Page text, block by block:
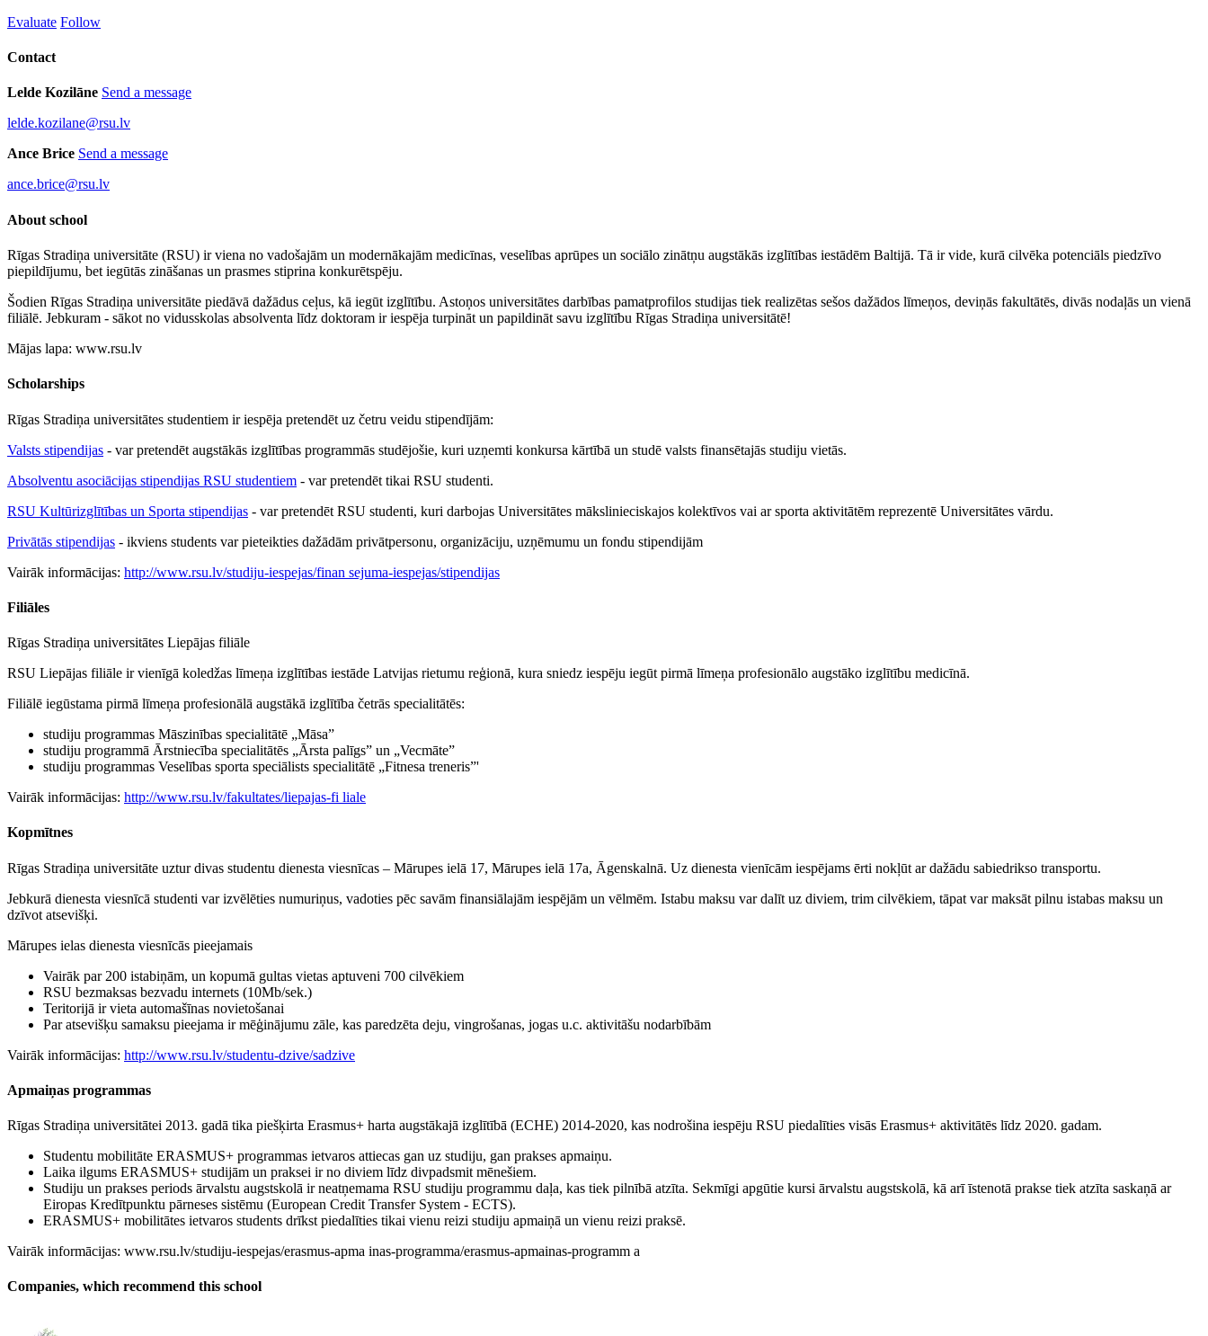
Evaluate Follow
Contact
Lelde Kozilāne Send a message
lelde.kozilane@rsu.lv
Ance Brice Send a message
ance.brice@rsu.lv
About school
Rīgas Stradiņa universitāte (RSU) ir viena no vadošajām un modernākajām medicīnas, veselības aprūpes un sociālo zinātņu augstākās izglītības iestādēm Baltijā. Tā ir vide, kurā cilvēka potenciāls piedzīvo
piepildījumu, bet iegūtās zināšanas un prasmes stiprina konkurētspēju.
Šodien Rīgas Stradiņa universitāte piedāvā dažādus ceļus, kā iegūt izglītību. Astoņos universitātes darbības pamatprofilos studijas tiek realizētas sešos dažādos līmeņos, deviņās fakultātēs, divās nodaļās un vienā
filiālē. Jebkuram - sākot no vidusskolas absolventa līdz doktoram ir iespēja turpināt un papildināt savu izglītību Rīgas Stradiņa universitātē!
Mājas lapa: www.rsu.lv
Scholarships
Rīgas Stradiņa universitātes studentiem ir iespēja pretendēt uz četru veidu stipendījām:
Valsts stipendijas - var pretendēt augstākās izglītības programmās studējošie, kuri uzņemti konkursa kārtībā un studē valsts finansētajās studiju vietās.
Absolventu asociācijas stipendijas RSU studentiem - var pretendēt tikai RSU studenti.
RSU Kultūrizglītības un Sporta stipendijas - var pretendēt RSU studenti, kuri darbojas Universitātes mākslinieciskajos kolektīvos vai ar sporta aktivitātēm reprezentē Universitātes vārdu.
Privātās stipendijas - ikviens students var pieteikties dažādām privātpersonu, organizāciju, uzņēmumu un fondu stipendijām
Vairāk informācijas: http://www.rsu.lv/studiju-iespejas/finan sejuma-iespejas/stipendijas
Filiāles
Rīgas Stradiņa universitātes Liepājas filiāle
RSU Liepājas filiāle ir vienīgā koledžas līmeņa izglītības iestāde Latvijas rietumu reģionā, kura sniedz iespēju iegūt pirmā līmeņa profesionālo augstāko izglītību medicīnā.
Filiālē iegūstama pirmā līmeņa profesionālā augstākā izglītība četrās specialitātēs:
studiju programmas Māszinības specialitātē „Māsa”
studiju programmā Ārstniecība specialitātēs „Ārsta palīgs” un „Vecmāte”
studiju programmas Veselības sporta speciālists specialitātē „Fitnesa treneris”'
Vairāk informācijas: http://www.rsu.lv/fakultates/liepajas-fi liale
Kopmītnes
Rīgas Stradiņa universitāte uztur divas studentu dienesta viesnīcas – Mārupes ielā 17, Mārupes ielā 17a, Āgenskalnā. Uz dienesta vienīcām iespējams ērti nokļūt ar dažādu sabiedrikso transportu.
Jebkurā dienesta viesnīcā studenti var izvēlēties numuriņus, vadoties pēc savām finansiālajām iespējām un vēlmēm. Istabu maksu var dalīt uz diviem, trim cilvēkiem, tāpat var maksāt pilnu istabas maksu un
dzīvot atsevišķi.
Mārupes ielas dienesta viesnīcās pieejamais
Vairāk par 200 istabiņām, un kopumā gultas vietas aptuveni 700 cilvēkiem
RSU bezmaksas bezvadu internets (10Mb/sek.)
Teritorijā ir vieta automašīnas novietošanai
Par atsevišķu samaksu pieejama ir mēģinājumu zāle, kas paredzēta deju, vingrošanas, jogas u.c. aktivitāšu nodarbībām
Vairāk informācijas: http://www.rsu.lv/studentu-dzive/sadzive
Apmaiņas programmas
Rīgas Stradiņa universitātei 2013. gadā tika piešķirta Erasmus+ harta augstākajā izglītībā (ECHE) 2014-2020, kas nodrošina iespēju RSU piedalīties visās Erasmus+ aktivitātēs līdz 2020. gadam.
Studentu mobilitāte ERASMUS+ programmas ietvaros attiecas gan uz studiju, gan prakses apmaiņu.
Laika ilgums ERASMUS+ studijām un praksei ir no diviem līdz divpadsmit mēnešiem.
Studiju un prakses periods ārvalstu augstskolā ir neatņemama RSU studiju programmu daļa, kas tiek pilnībā atzīta. Sekmīgi apgūtie kursi ārvalstu augstskolā, kā arī īstenotā prakse tiek atzīta saskaņā ar
Eiropas Kredītpunktu pārneses sistēmu (European Credit Transfer System - ECTS).
ERASMUS+ mobilitātes ietvaros students drīkst piedalīties tikai vienu reizi studiju apmaiņā un vienu reizi praksē.
Vairāk informācijas: www.rsu.lv/studiju-iespejas/erasmus-apma inas-programma/erasmus-apmainas-programm a
Companies, which recommend this school